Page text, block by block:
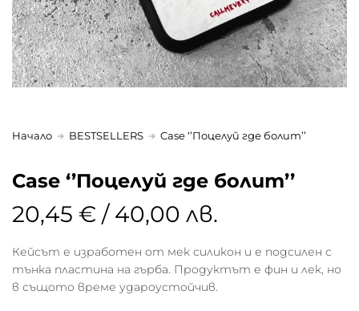
Начало BESTSELLERS Case ‘’Поцелуй где болит’’
Case ‘’Поцелуй где болит’’
20,45 € / 40,00 лв.
Кейсът е изработен от мек силикон и е подсилен с
тънка пластина на гърба. Продуктът е фин и лек, но
в същото време удароустойчив.